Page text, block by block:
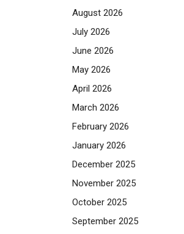
August 2026
July 2026
June 2026
May 2026
April 2026
March 2026
February 2026
January 2026
December 2025
November 2025
October 2025
September 2025